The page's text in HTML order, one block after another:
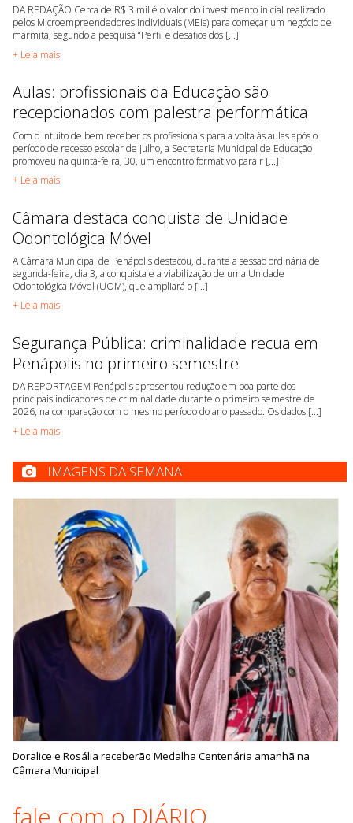
DA REDAÇÃO Cerca de R$ 3 mil é o valor do investimento inicial realizado
pelos Microempreendedores Individuais (MEIs) para começar um negócio de
marmita, segundo a pesquisa “Perfil e desafios dos [...]
+ Leia mais
Aulas: profissionais da Educação são
recepcionados com palestra performática
Com o intuito de bem receber os profissionais para a volta às aulas após o
período de recesso escolar de julho, a Secretaria Municipal de Educação
promoveu na quinta-feira, 30, um encontro formativo para r [...]
+ Leia mais
Câmara destaca conquista de Unidade
Odontológica Móvel
A Câmara Municipal de Penápolis destacou, durante a sessão ordinária de
segunda-feira, dia 3, a conquista e a viabilização de uma Unidade
Odontológica Móvel (UOM), que ampliará o [...]
+ Leia mais
Segurança Pública: criminalidade recua em
Penápolis no primeiro semestre
DA REPORTAGEM Penápolis apresentou redução em boa parte dos
principais indicadores de criminalidade durante o primeiro semestre de
2026, na comparação com o mesmo período do ano passado. Os dados [...]
+ Leia mais
IMAGENS DA SEMANA
Doralice e Rosália receberão Medalha Centenária amanhã na
Câmara Municipal
fale com o DIÁRIO